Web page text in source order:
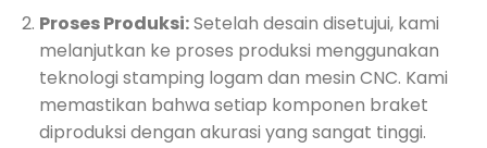
Proses Produksi:Setelah desain disetujui, kami
melanjutkan ke proses produksi menggunakan
teknologi stamping logam dan mesin CNC. Kami
memastikan bahwa setiap komponen braket
diproduksi dengan akurasi yang sangat tinggi.